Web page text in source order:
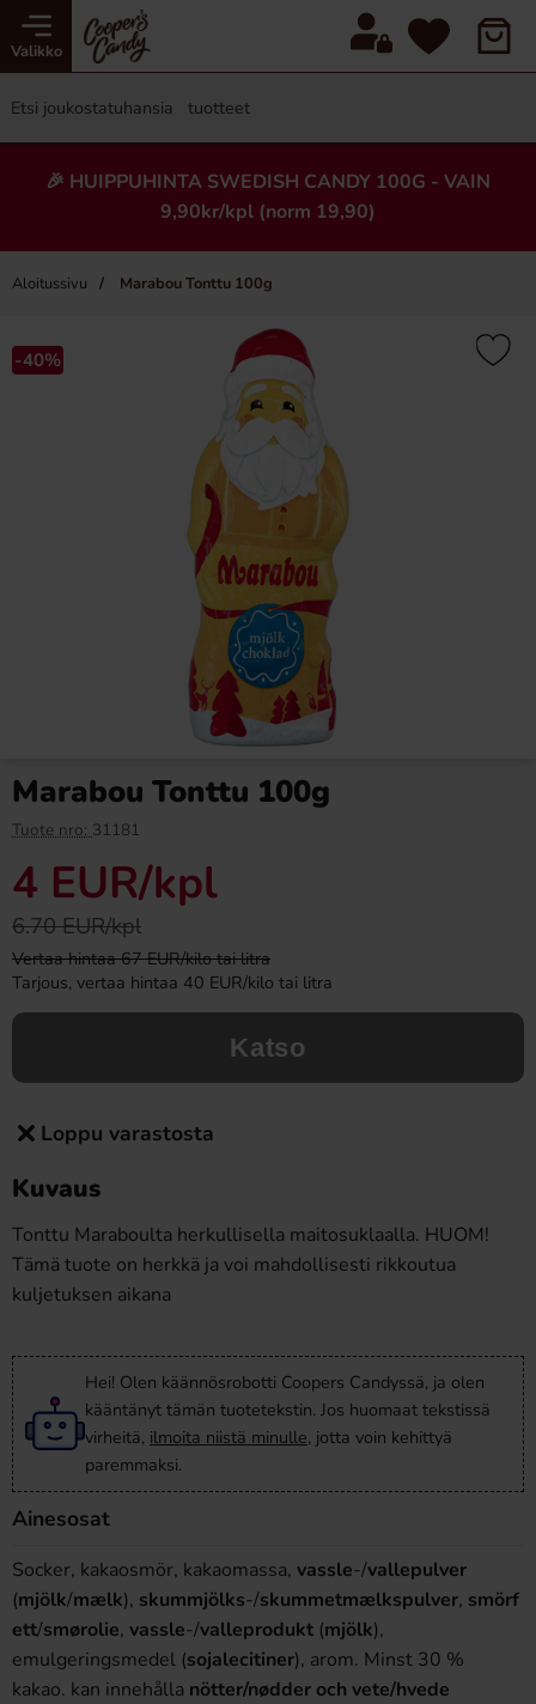
Valikko
🎉 HUIPPUHINTA SWEDISH CANDY 100G - VAIN
9,90kr/kpl (norm 19,90)
Aloitussivu Marabou Tonttu 100g
×
Loka Jordgubb Granatäpple
Osta
Uusi!
Ronny & Ragge Butt Crackers
Chips Doftgran 150g
-40%
Marabou Tonttu 100g
Tuote nro: 31181
4 EUR/kpl
6.70 EUR/kpl
Vertaa hintaa 67 EUR/kilo tai litra
Tarjous, vertaa hintaa 40 EUR/kilo tai litra
Katso
Loppu varastosta
Kuvaus
Tonttu Maraboulta herkullisella maitosuklaalla. HUOM!
Tämä tuote on herkkä ja voi mahdollisesti rikkoutua
kuljetuksen aikana
Hei! Olen käännösrobotti Coopers Candyssä, ja olen
kääntänyt tämän tuotetekstin. Jos huomaat tekstissä
virheitä, ilmoita niistä minulle, jotta voin kehittyä
paremmaksi.
Ainesosat
Socker, kakaosmör, kakaomassa, vassle-/vallepulver
(mjölk/mælk), skummjölks-/skummetmælkspulver, smörf
ett/smørolie, vassle-/valleprodukt (mjölk),
emulgeringsmedel (sojalecitiner), arom. Minst 30 %
kakao. kan innehålla nötter/nødder och vete/hvede